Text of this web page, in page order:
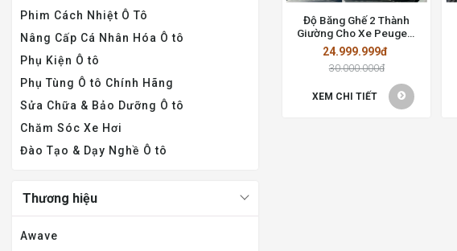
Phim Cách Nhiệt Ô Tô
Nâng Cấp Cá Nhân Hóa Ô tô
Phụ Kiện Ô tô
Phụ Tùng Ô tô Chính Hãng
Sửa Chữa & Bảo Dưỡng Ô tô
Chăm Sóc Xe Hơi
Đào Tạo & Dạy Nghề Ô tô
Thương hiệu
Awave
Độ Băng Ghế 2 Thành
Giường Cho Xe Peugeot
5008 Giá Rẻ Nhất Tại Hồ
Chí Minh
24.999.999đ
30.000.000đ
XEM CHI TIẾT